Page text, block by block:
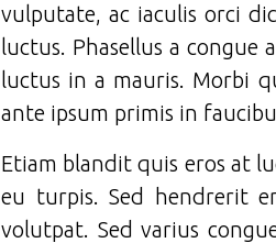
vulputate, ac iaculis orci
luctus. Phasellus a
luctus in a mauris. Morbi
ante ipsum primis in
Etiam blandit quis eros at
eu turpis. Sed hendrerit
volutpat. Sed varius